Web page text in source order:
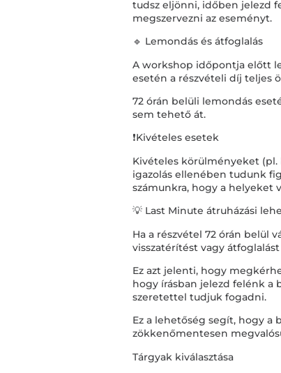
tudsz eljönni, időben jelezd
megszervezni az eseményt.
🔹 Lemondás és átfoglalás
A workshop időpontja előtt
esetén a részvételi díj teljes
72 órán belüli lemondás
sem tehető át.
❗Kivételes esetek
Kivételes körülményeket (pl.
igazolás ellenében tudunk
számunkra, hogy a helyeket
💡 Last Minute átruházási
Ha a részvétel 72 órán belül
visszatérítést vagy
Ez azt jelenti, hogy
hogy írásban jelezd felénk a
szeretettel tudjuk fogadni.
Ez a lehetőség segít, hogy a
zökkenőmentesen
Tárgyak kiválasztása